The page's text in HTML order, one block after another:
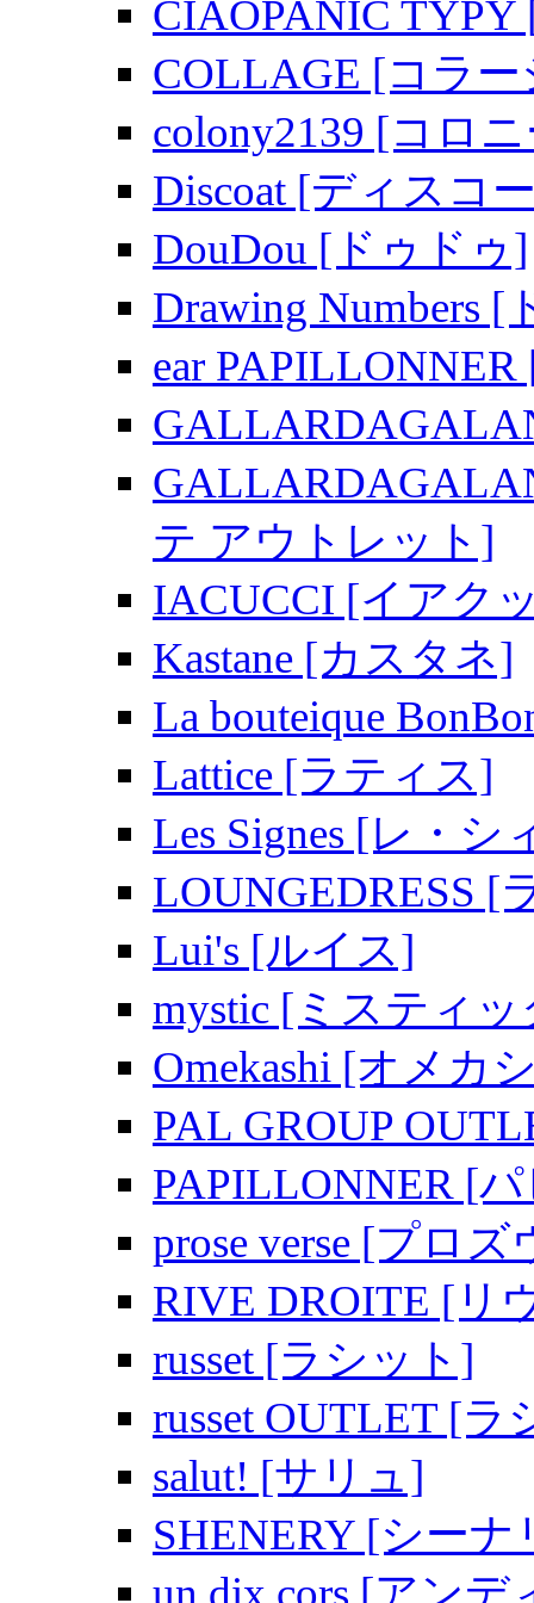
CIAOPANIC
COLLAGE [コラ
colony2139 [コロ
Discoat [ディスコ
DouDou [ドゥドゥ]
Drawing Numbers
ear
テ アウトレット]
IACUCCI [イアク
Kastane [カスタネ]
La bouteique
Lattice [ラティス]
Les Signes [レ・シ
LOUNGEDRESS [
Lui's [ルイス]
mystic [ミスティッ
Omekashi [オメカ
PAL GROUP
PAPILLONNER [
prose verse [プロ
RIVE DROITE [リ
russet [ラシット]
russet OUTLET [
salut! [サリュ]
SHENERY [シーナ
un dix cors [アンデ